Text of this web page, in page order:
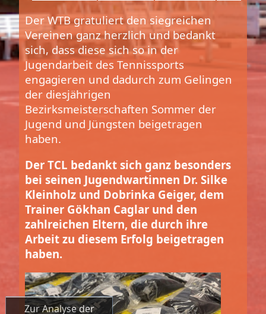
Zur Analyse der
Der WTB gratuliert den siegreichen
Vereinen ganz herzlich und bedankt
sich, dass diese sich so in der
Jugendarbeit des Tennissports
engagieren und dadurch zum Gelingen
der diesjährigen
Bezirksmeisterschaften Sommer der
Jugend und Jüngsten beigetragen
haben.
Der TCL bedankt sich ganz besonders
bei seinen Jugendwartinnen Dr. Silke
Kleinholz und Dobrinka Geiger, dem
Trainer Gökhan Caglar und den
zahlreichen Eltern, die durch ihre
Arbeit zu diesem Erfolg beigetragen
haben.